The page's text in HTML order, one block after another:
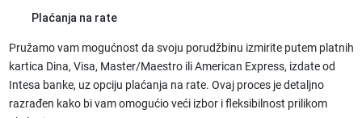
Plaćanja na rate
Pružamo vam mogućnost da svoju porudžbinu izmirite putem platnih
kartica Dina, Visa, Master/Maestro ili American Express, izdate od
Intesa banke, uz opciju plaćanja na rate. Ovaj proces je detaljno
razrađen kako bi vam omogućio veći izbor i fleksibilnost prilikom